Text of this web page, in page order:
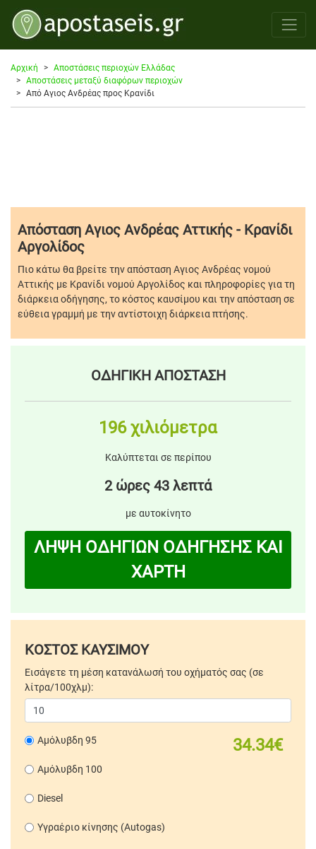
Αρχική
Αποστάσεις περιοχών Ελλάδας
Αποστάσεις μεταξύ διαφόρων περιοχών
Από Αγιος Ανδρέας προς Κρανίδι
Απόσταση Αγιος Ανδρέας Αττικής - Κρανίδι
Αργολίδος
Πιο κάτω θα βρείτε την απόσταση Αγιος Ανδρέας νομού
Αττικής με Κρανίδι νομού Αργολίδος και πληροφορίες για τη
διάρκεια οδήγησης, το κόστος καυσίμου και την απόσταση σε
εύθεια γραμμή με την αντίστοιχη διάρκεια πτήσης.
ΟΔΗΓΙΚΗ ΑΠΟΣΤΑΣΗ
196 χιλιόμετρα
Καλύπτεται σε περίπου
2 ώρες 43 λεπτά
με αυτοκίνητο
ΛΗΨΗ ΟΔΗΓΙΩΝ ΟΔΗΓΗΣΗΣ ΚΑΙ
ΧΑΡΤΗ
ΚΟΣΤΟΣ ΚΑΥΣΙΜΟΥ
Εισάγετε τη μέση κατανάλωσή του οχήματός σας (σε
λίτρα/100χλμ):
34.34€
Αμόλυβδη 95
Αμόλυβδη 100
Diesel
Υγραέριο κίνησης (Autogas)